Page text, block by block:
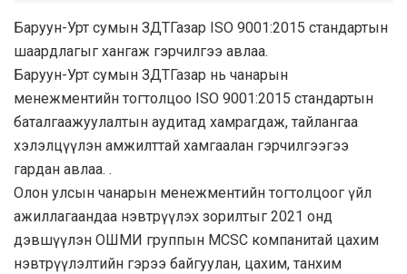
Баруун-Урт сумын ЗДТГазар ISO 9001:2015 стандартын
шаардлагыг хангаж гэрчилгээ авлаа.
Баруун-Урт сумын ЗДТГазар нь чанарын
менежментийн тогтолцоо ISO 9001:2015 стандартын
баталгаажуулалтын аудитад хамрагдаж, тайлангаа
хэлэлцүүлэн амжилттай хамгаалан гэрчилгээгээ
гардан авлаа. .
Олон улсын чанарын менежментийн тогтолцоог үйл
ажиллагаандаа нэвтрүүлэх зорилтыг 2021 онд
дэвшүүлэн ОШМИ группын MCSC компанитай цахим
нэвтрүүлэлтийн гэрээ байгуулан, цахим, танхим